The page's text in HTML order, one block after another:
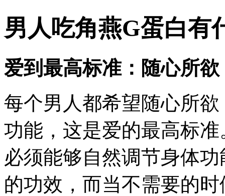
男人吃角燕G蛋白有
爱到最高标准：随心所欲
每个男人都希望随心所
功能，这是爱的最高标
必须能够自然调节身体
的功效，而当不需要的